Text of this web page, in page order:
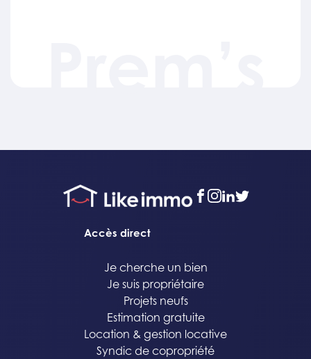
facebook
instagram
linkedin
twitter
Accès direct
Je cherche un bien
Je suis propriétaire
Projets neufs
Estimation gratuite
Location & gestion locative
Syndic de copropriété